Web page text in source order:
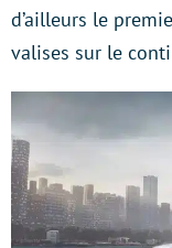
d’ailleurs le
valises sur le